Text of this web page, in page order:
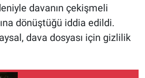
davanın çekişmeli
dönüştüğü iddia edildi.
dava dosyası için gizlilik